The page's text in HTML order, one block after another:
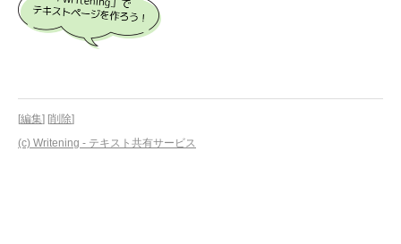
[編集] [削除]
(c) Writening - テキスト共有サービス